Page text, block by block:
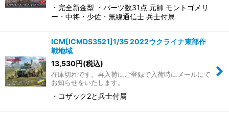
・完全新金型 ・パーツ数31点 元帥 モントゴメリ
ー・中将・少佐・無線通信士 兵士付属
ICM[ICMDS3521]1/35 2022ウクライナ東部作
戦地域
13,530円(税込)
在庫切れです。再入荷にご登録で入荷時にメールにて
お知らせをいたします。
・コザック2と兵士付属